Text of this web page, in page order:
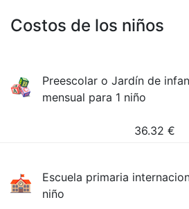
Costos de los niños
Preescolar o Jardín de
mensual para 1 niño
36.32 €
Escuela primaria
niño